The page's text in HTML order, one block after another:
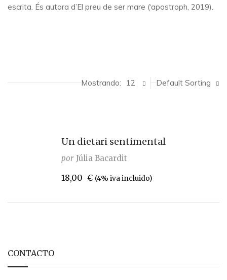
escrita. És autora d’El preu de ser mare (‘apostroph, 2019).
Default Sorting
Mostrando: 12
Un dietari sentimental
por Júlia Bacardit
18,00 € (4% iva incluido)
CONTACTO